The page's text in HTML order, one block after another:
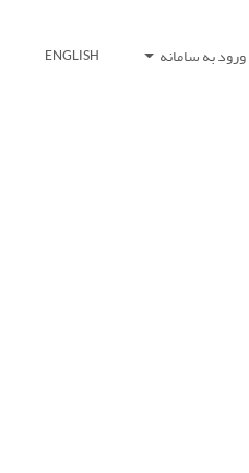
ورود به سامانه ENGLISH